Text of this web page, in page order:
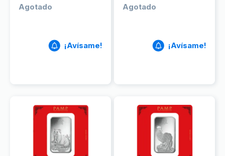
Agotado
¡Avísame!
Agotado
¡Avísame!